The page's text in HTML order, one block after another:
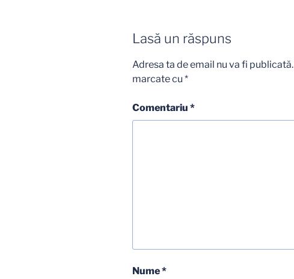
Lasă un răspuns
Adresa ta de email nu va fi publicată.
marcate cu *
Comentariu *
Nume*